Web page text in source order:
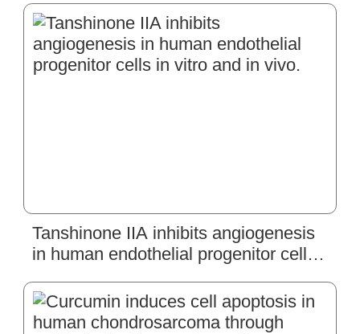
Tanshinone IIA inhibits angiogenesis
in human endothelial progenitor cells